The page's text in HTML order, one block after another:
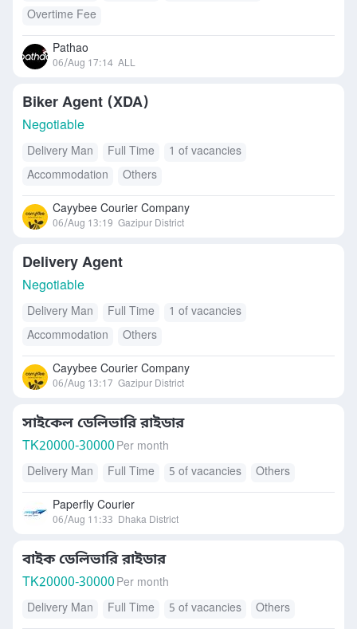
Overtime Fee
Pathao
06/Aug 17:14 ALL
Biker Agent (XDA)
Negotiable
Delivery Man Full Time
1 of vacancies
Accommodation
Others
Cayybee Courier Company
06/Aug 13:19 Gazipur District
Delivery Agent
Negotiable
Delivery Man Full Time
1 of vacancies
Accommodation
Others
Cayybee Courier Company
06/Aug 13:17 Gazipur District
সাইকেল ডেলিভারি রাইডার
TK20000-30000 Per month
Delivery Man
Full Time 5 of vacancies Others
Paperfly Courier
06/Aug 11:33 Dhaka District
বাইক ডেলিভারি রাইডার
TK20000-30000 Per month
Delivery Man
Full Time 5 of vacancies Others